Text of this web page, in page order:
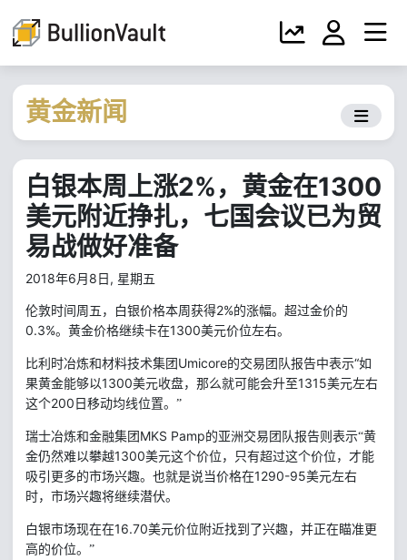
黄金新闻
白银本周上涨2%，黄金在1300
美元附近挣扎，七国会议已为贸
易战做好准备
2018年6月8日, 星期五
伦敦时间周五，白银价格本周获得2%的涨幅。超过金价的
0.3%。黄金价格继续卡在1300美元价位左右。
比利时冶炼和材料技术集团 Umicore的交易团队报告中表示“如
果黄金能够以1300美元收盘，那么就可能会升至1315美元左右
这个200 日移动均线位置。”
瑞士冶炼和金融集团 MKS Pamp的亚洲交易团队报告则表示“黄
金仍然难以攀越1300美元这个价位，只有超过这个价位，才能
吸引更多的市场兴趣。也就是说当价格在1290-95美元左右
时，市场兴趣将继续潜伏。
白银市场现在在16.70美元价位附近找到了兴趣，并正在瞄准更
高的价位。”